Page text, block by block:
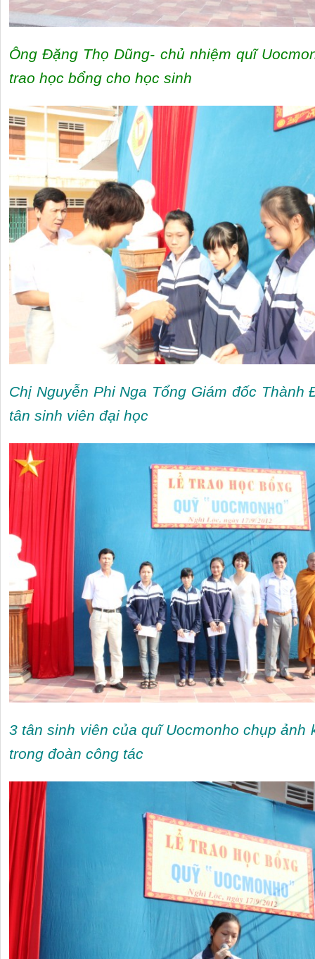
Ông Đặng Thọ Dũng- chủ nhiệm quĩ
trao học bổng cho học sinh
Chị Nguyễn Phi Nga Tổng Giám đốc Thành
tân sinh viên đại học
3 tân sinh viên của quĩ Uocmonho chụp ảnh
trong đoàn công tác